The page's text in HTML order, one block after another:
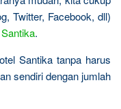
Twitter, Facebook, dll)
.
Santika tanpa harus
sendiri dengan jumlah